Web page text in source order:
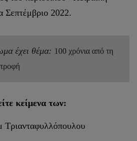
Σεπτέμβριο 2022.
έχει θέμα: 100 χρόνια από τη
κείμενα των:
Τριανταφυλλόπουλου